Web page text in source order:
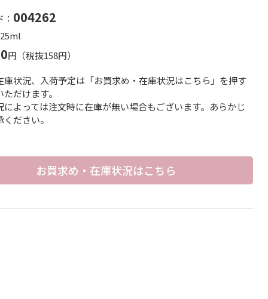
004262
円（税抜158円）
状況、入荷予定は「お買求め・在庫状況はこちら」を押す
ただけます。
よっては注文時に在庫が無い場合もございます。あらかじ
ださい。
お買求め・在庫状況はこちら